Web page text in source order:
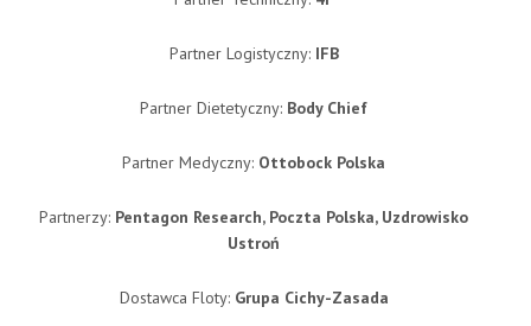
Partner Logistyczny: IFB
Partner Dietetyczny: Body Chief
Partner Medyczny: Ottobock Polska
Partnerzy: Pentagon Research, Poczta Polska, Uzdrowisko
Ustroń
Dostawca Floty: Grupa Cichy-Zasada